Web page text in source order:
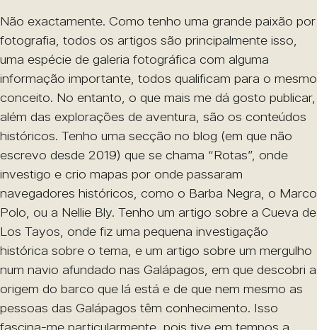
Não exactamente. Como tenho uma grande paixão por
fotografia, todos os artigos são principalmente isso,
uma espécie de galeria fotográfica com alguma
informação importante, todos qualificam para o mesmo
conceito. No entanto, o que mais me dá gosto publicar,
além das explorações de aventura, são os conteúdos
históricos. Tenho uma secção no blog (em que não
escrevo desde 2019) que se chama “Rotas”, onde
investigo e crio mapas por onde passaram
navegadores históricos, como o Barba Negra, o Marco
Polo, ou a Nellie Bly. Tenho um artigo sobre a Cueva de
Los Tayos, onde fiz uma pequena investigação
histórica sobre o tema, e um artigo sobre um mergulho
num navio afundado nas Galápagos, em que descobri a
origem do barco que lá está e de que nem mesmo as
pessoas das Galápagos têm conhecimento. Isso
fascina-me particularmente, pois tive em tempos a